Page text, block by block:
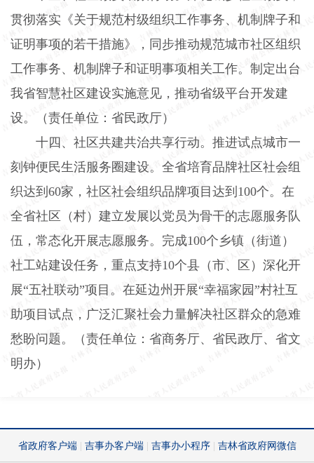
贯彻落实《关于规范村级组织工作事务、机制牌子和
证明事项的若干措施》，同步推动规范城市社区组织
工作事务、机制牌子和证明事项相关工作。制定出台
我省智慧社区建设实施意见，推动省级平台开发建
设。（责任单位：省民政厅）
十四、社区共建共治共享行动。 推进试点城市一
刻钟便民生活服务圈建设。全省培育品牌社区社会组
织达到 60家，社区社会组织品牌项目达到 100个。在
全省社区（村）建立发展以党员为骨干的志愿服务队
伍，常态化开展志愿服务。完成100个乡镇（街道）
社工站建设任务，重点支持10个县（市、区）深化开
展“五社联动”项目。在延边州开展“幸福家园”村社互
助项目试点，广泛汇聚社会力量解决社区群众的急难
愁盼问题。（责任单位：省商务厅、省民政厅、省文
明办）